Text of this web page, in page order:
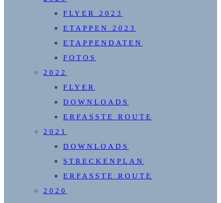
FLYER 2023
ETAPPEN 2023
ETAPPENDATEN
FOTOS
2022
FLYER
DOWNLOADS
ERFASSTE ROUTE
2021
DOWNLOADS
STRECKENPLAN
ERFASSTE ROUTE
2020